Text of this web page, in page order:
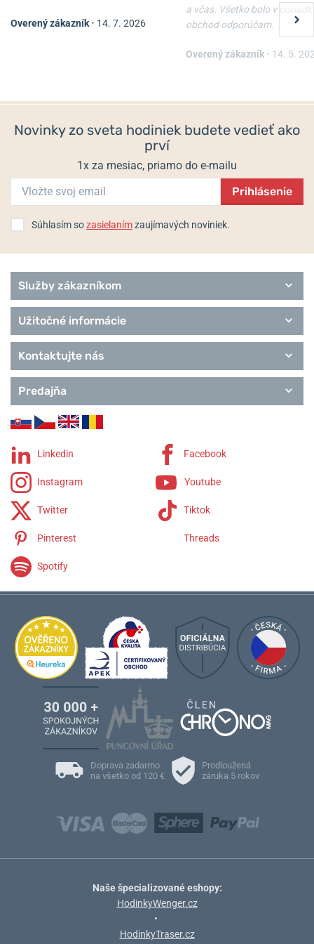
článku na blogu: Novo v Helveti: Značka Mondaine
Doppio
The Original
Cushion
Evo2
Essence
Numeri
Mondaine Classic Quartz
Mondaine Classic Quartz
Overený zákazník • 14. 7. 2026
a včas. Všetko bolo v
obchod odporúčam.
Overený zákazník • 14. 5.
Novinky zo sveta hodiniek budete vedieť ako
prví
1x za mesiac, priamo do e-mailu
Prihlásenie
Súhlasím sozasielanímzaujímavých noviniek.
Služby zákazníkom
Užitočné informácie
Kontaktujte nás
Predajňa
Linkedin Facebook
Instagram Youtube
Twitter Tiktok
Pinterest Threads
Spotify
Doprava zadarmo
na všetko od 120 €
Prodloužená
záruka 5 rokov
Naše špecializované eshopy:
HodinkyWenger.cz
•
HodinkyTraser.cz